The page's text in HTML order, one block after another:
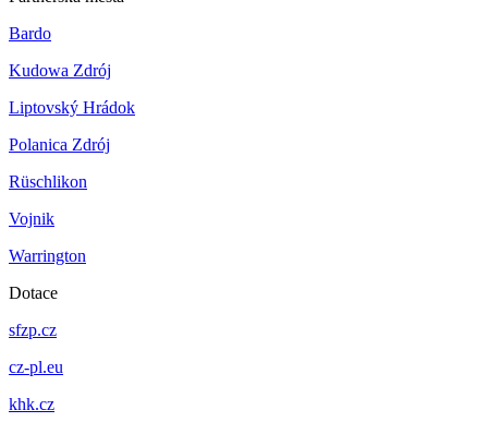
Bardo
Kudowa Zdrój
Liptovský Hrádok
Polanica Zdrój
Rüschlikon
Vojnik
Warrington
Dotace
sfzp.cz
cz-pl.eu
khk.cz